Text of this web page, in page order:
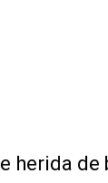
herida de